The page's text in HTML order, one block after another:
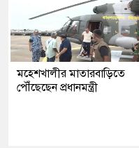
মহেশখালীর মাতারবাড়িতে
পৌঁছেছেন প্রধানমন্ত্রী